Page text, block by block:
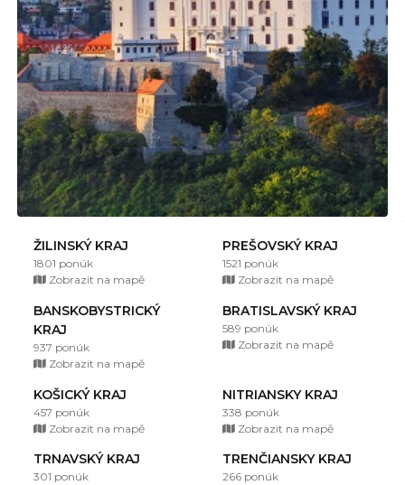
ŽILINSKÝ KRAJ
1801 ponúk
Zobrazit na mapě
PREŠOVSKÝ KRAJ
1521 ponúk
Zobrazit na mapě
BANSKOBYSTRICKÝ
KRAJ
937 ponúk
Zobrazit na mapě
BRATISLAVSKÝ KRAJ
589 ponúk
Zobrazit na mapě
KOŠICKÝ KRAJ
457 ponúk
Zobrazit na mapě
NITRIANSKY KRAJ
338 ponúk
Zobrazit na mapě
TRNAVSKÝ KRAJ
301 ponúk
TRENČIANSKY KRAJ
266 ponúk